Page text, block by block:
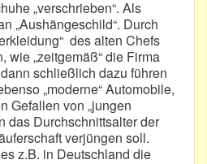
„verschrieben“. Als
„Aushängeschild“. Durch
des alten Chefs
wie „zeitgemäß“ die Firma
schließlich dazu führen
„moderne“ Automobile,
Gefallen von „jungen
das Durchschnittsalter der
verjüngen soll.
z.B. in Deutschland die